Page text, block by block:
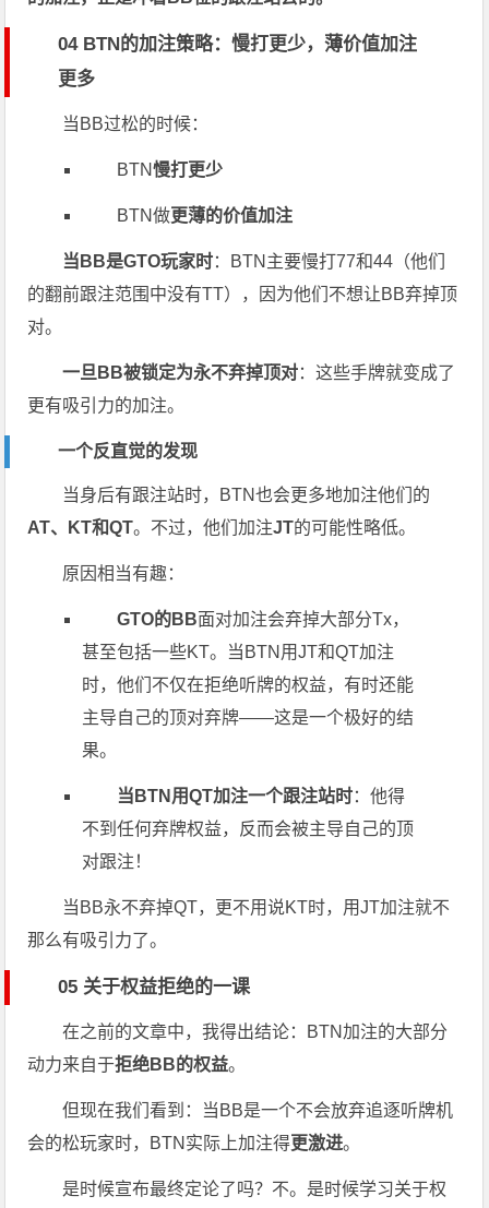
04 BTN的加注策略：慢打更少，薄价值加注
更多
当BB过松的时候：
BTN慢打更少
BTN做更薄的价值加注
当BB是GTO玩家时：BTN主要慢打77和44（他们
的翻前跟注范围中没有TT），因为他们不想让BB弃掉顶
对。
一旦BB被锁定为永不弃掉顶对：这些手牌就变成了
更有吸引力的加注。
一个反直觉的发现
当身后有跟注站时，BTN也会更多地加注他们的
AT、KT和QT。不过，他们加注JT的可能性略低。
原因相当有趣：
GTO的BB面对加注会弃掉大部分Tx，
甚至包括一些KT。当BTN用JT和QT加注
时，他们不仅在拒绝听牌的权益，有时还能
主导自己的顶对弃牌——这是一个极好的结
果。
当BTN用QT加注一个跟注站时：他得
不到任何弃牌权益，反而会被主导自己的顶
对跟注！
当BB永不弃掉QT，更不用说KT时，用JT加注就不
那么有吸引力了。
05 关于权益拒绝的一课
在之前的文章中，我得出结论：BTN加注的大部分
动力来自于拒绝BB的权益。
但现在我们看到：当BB是一个不会放弃追逐听牌机
会的松玩家时，BTN实际上加注得更激进。
是时候宣布最终定论了吗？不。是时候学习关于权